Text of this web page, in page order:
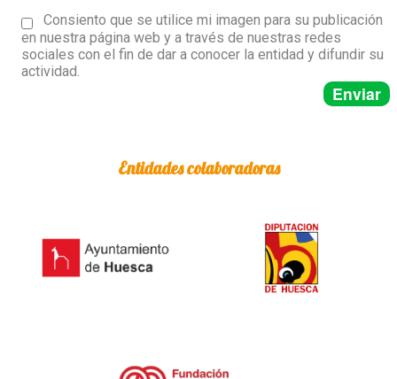
Consiento que se utilice mi imagen para su publicación
en nuestra página web y a través de nuestras redes
sociales con el fin de dar a conocer la entidad y difundir su
actividad.
Entidades colaboradoras